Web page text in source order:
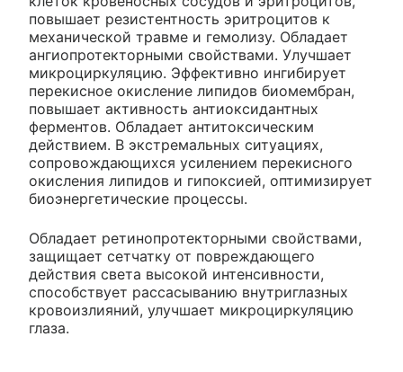
повышает резистентность эритроцитов к
механической травме и гемолизу. Обладает
ангиопротекторными свойствами. Улучшает
микроциркуляцию. Эффективно ингибирует
перекисное окисление липидов биомембран,
повышает активность антиоксидантных
ферментов. Обладает антитоксическим
действием. В экстремальных ситуациях,
сопровождающихся усилением перекисного
окисления липидов и гипоксией, оптимизирует
биоэнергетические процессы.
Обладает ретинопротекторными свойствами,
защищает сетчатку от повреждающего
действия света высокой интенсивности,
способствует рассасыванию внутриглазных
кровоизлияний, улучшает микроциркуляцию
глаза.